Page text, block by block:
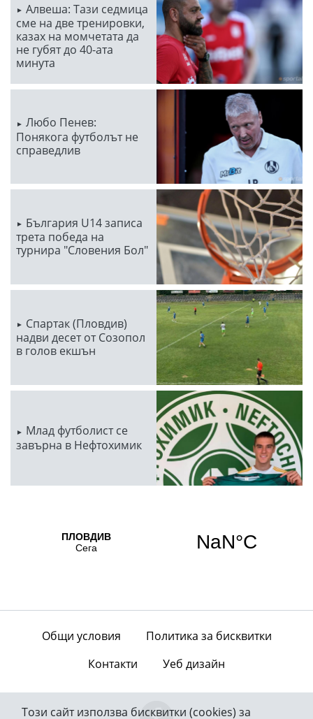
Алвеша: Тази седмица
сме на две тренировки,
казах на момчетата да
не губят до 40-ата
минута
Любо Пенев:
Понякога футболът не
справедлив
България U14 записа
трета победа на
турнира "Словения Бол"
Спартак (Пловдив)
надви десет от Созопол
в голов екшън
Млад футболист се
завърна в Нефтохимик
Общи условия
Политика за бисквитки
Контакти
Уеб дизайн
Този сайт използва бисквитки (cookies) за